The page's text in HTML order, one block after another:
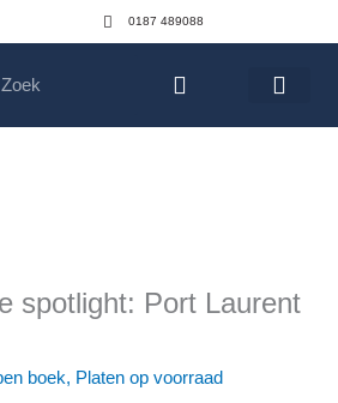
0187 489088
Cart
spotlight: Port Laurent
boek, Platen op voorraad